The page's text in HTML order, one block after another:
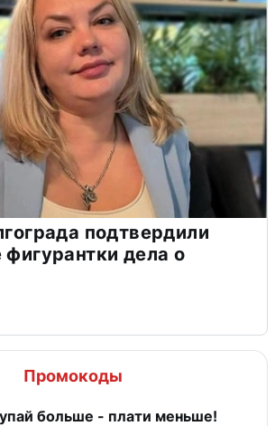
подтвердили
фигурантки дела о
Промокоды
больше - плати меньше!